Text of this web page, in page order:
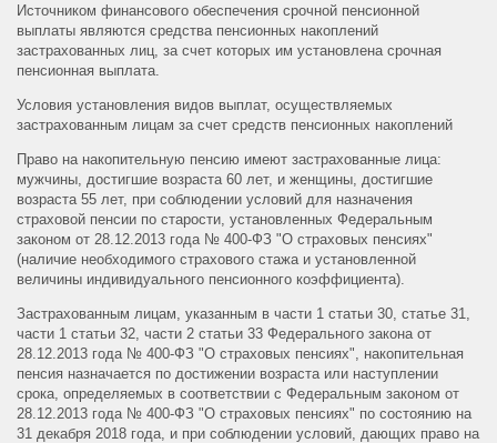
Источником финансового обеспечения срочной пенсионной
выплаты являются средства пенсионных накоплений
застрахованных лиц, за счет которых им установлена срочная
пенсионная выплата.
Условия установления видов выплат, осуществляемых
застрахованным лицам за счет средств пенсионных накоплений
Право на накопительную пенсию имеют застрахованные лица:
мужчины, достигшие возраста 60 лет, и женщины, достигшие
возраста 55 лет, при соблюдении условий для назначения
страховой пенсии по старости, установленных Федеральным
законом от 28.12.2013 года № 400-ФЗ "О страховых пенсиях"
(наличие необходимого страхового стажа и установленной
величины индивидуального пенсионного коэффициента).
Застрахованным лицам, указанным в части 1 статьи 30, статье 31,
части 1 статьи 32, части 2 статьи 33 Федерального закона от
28.12.2013 года № 400-ФЗ "О страховых пенсиях", накопительная
пенсия назначается по достижении возраста или наступлении
срока, определяемых в соответствии с Федеральным законом от
28.12.2013 года № 400-ФЗ "О страховых пенсиях" по состоянию на
31 декабря 2018 года, и при соблюдении условий, дающих право на